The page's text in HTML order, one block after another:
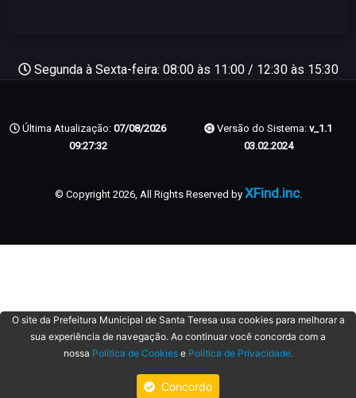
Segunda à Sexta-feira: 08:00 às 11:00 / 12:30 às 15:30
Última Atualização: 07/08/2026
09:27:32
Versão do Sistema: v_1.1
03.02.2024
© Copyright 2026, All Rights Reserved by XFind.inc.
O site da Prefeitura Municipal de Santa Teresa usa cookies para melhorar a
sua experiência de navegação. Ao continuar você concorda com a
nossa Política de Cookiese Política de Privacidade.
Concordo